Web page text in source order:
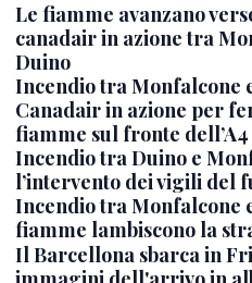
Le fiamme avanzano
canadair in azione tra
Duino
Incendio tra Monfalcone
Canadair in azione per
fiamme sul fronte dell’A4
Incendio tra Duino e
l’intervento dei vigili del
Incendio tra Monfalcone
fiamme lambiscono la
Il Barcellona sbarca in